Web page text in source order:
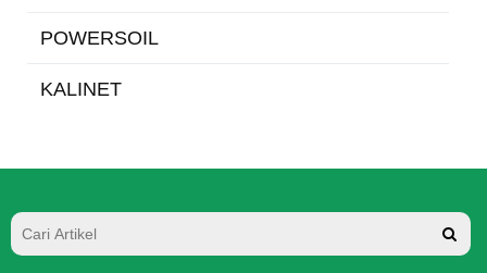
POWERSOIL
KALINET